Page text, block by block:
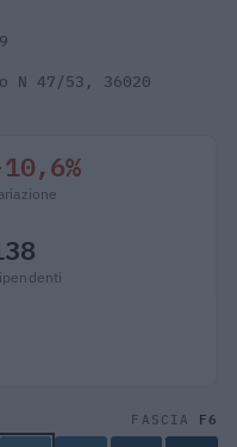
N 47/53, 36020
FASCIA F6